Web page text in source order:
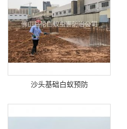
沙头基础白蚁预防